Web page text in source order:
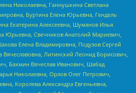
Николаевна, Ганнушкина Светлана
Буртина Елена Юрьевна, Гендель
Екатерина Алексеевна, Шуманов Илья
Юрьевна, Свечников Анатолий Мариевич,
Елена Владимировна, Подузов Сергей
Вячеславовна, Литинский Леонид Борисович,
Бахмин Вячеслав Иванович, Шабад
Николаевна, Орлов Олег Петрович,
Королева Александра Евгеньевна,